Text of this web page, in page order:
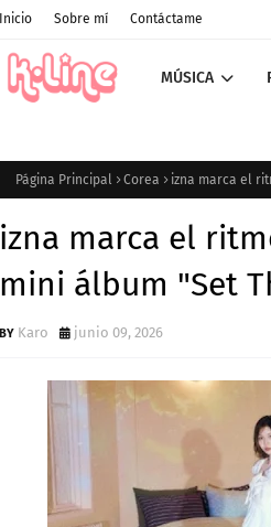
Inicio Sobre mí Contáctame
MÚSICA
Página Principal Corea izna marca el
izna marca el
mini álbum "Set
Karo junio 09, 2026